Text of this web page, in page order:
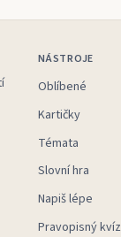
NÁSTROJE
Oblíbené
Kartičky
Témata
Slovní hra
Napiš lépe
Pravopisný kvíz